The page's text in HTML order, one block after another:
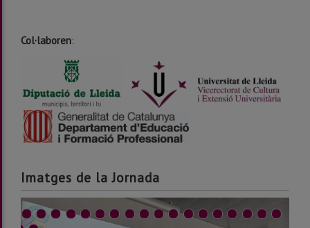
Col·laboren:
Imatges de la Jornada